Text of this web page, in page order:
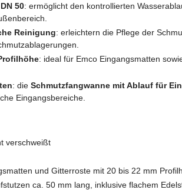
50: ermöglicht den kontrollierten
Reinigung: erleichtern die Pflege der
: ideal für Emco Eingangsmatten
: die Schmutzfangwanne mit Ablauf für
Eingangsbereiche.
verschweißt
und Gitterroste mit 20 bis 22 mm
ca. 50 mm lang, inklusive flachem